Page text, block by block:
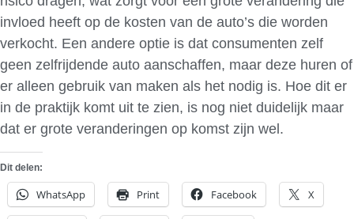
invloed heeft op de kosten van de auto’s die worden
verkocht. Een andere optie is dat consumenten zelf
geen zelfrijdende auto aanschaffen, maar deze huren of
er alleen gebruik van maken als het nodig is. Hoe dit er
in de praktijk komt uit te zien, is nog niet duidelijk maar
dat er grote veranderingen op komst zijn wel.
Dit delen:
WhatsApp Print Facebook X